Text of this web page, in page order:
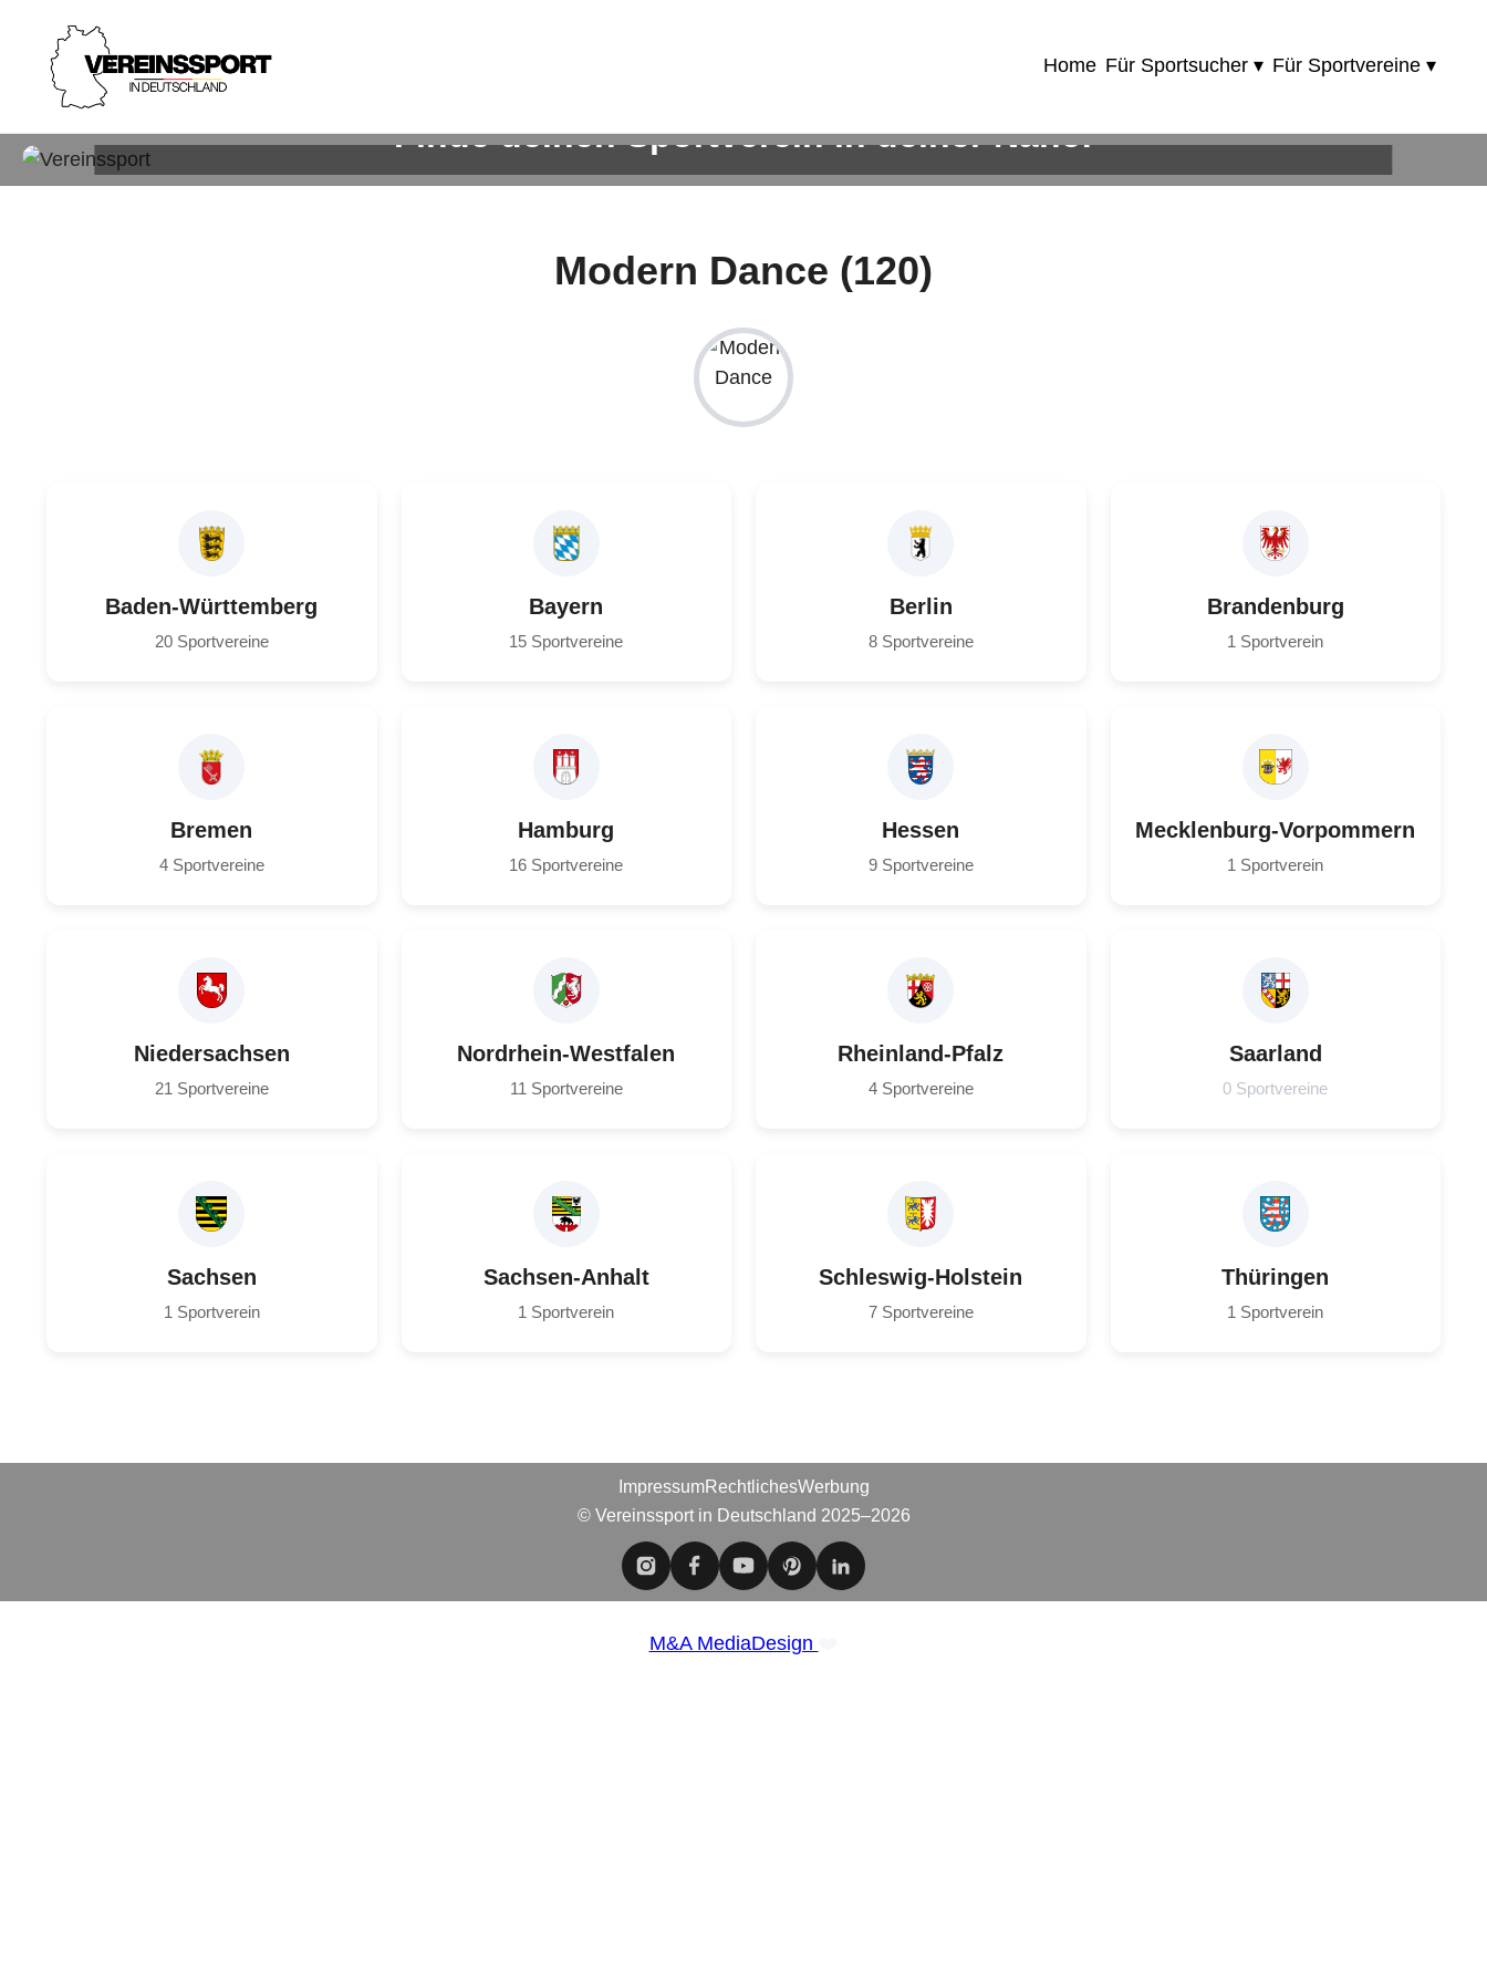
Home Für Sportsucher ▾ Für Sportvereine ▾
Finde deinen Sportverein in deiner Nähe!
Modern Dance (120)
Baden-Württemberg
20 Sportvereine
Bayern
15 Sportvereine
Berlin
8 Sportvereine
Brandenburg
1 Sportverein
Bremen
4 Sportvereine
Hamburg
16 Sportvereine
Hessen
9 Sportvereine
Mecklenburg-Vorpommern
1 Sportverein
Niedersachsen
21 Sportvereine
Nordrhein-Westfalen
11 Sportvereine
Rheinland-Pfalz
4 Sportvereine
Saarland
0 Sportvereine
Sachsen
1 Sportverein
Sachsen-Anhalt
1 Sportverein
Schleswig-Holstein
7 Sportvereine
Thüringen
1 Sportverein
ImpressumRechtlichesWerbung
© Vereinssport in Deutschland 2025–2026
M&A MediaDesign